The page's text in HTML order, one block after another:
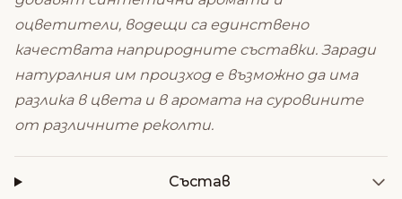
оцветители, водещи са единствено
качествата наприродните съставки. Заради
натуралния им произход е възможно да има
разлика в цвета и в аромата на суровините
от различните реколти.
Състав